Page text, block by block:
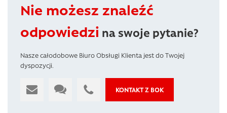
Nie możesz znaleźć
odpowiedzi na swoje pytanie?
Nasze całodobowe Biuro Obsługi Klienta jest do Twojej
dyspozycji.
KONTAKT Z BOK